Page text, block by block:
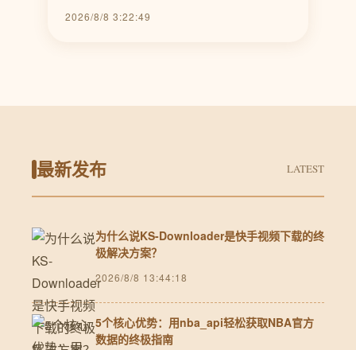
2026/8/8 3:22:49
最新发布 LATEST
为什么说KS-Downloader是快手视频下载的终
极解决方案？
2026/8/8 13:44:18
5个核心优势：用nba_api轻松获取NBA官方
数据的终极指南